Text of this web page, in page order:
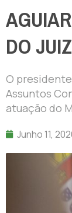
DO
O
Assuntos
atuação do
Junho 11,